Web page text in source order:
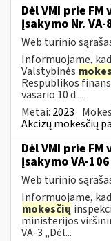
Dėl VMI prie
įsakymo Nr. VA-
Web turinio
Informuojame,
Valstybinės
Respublikos
vasario 10 d....
Metai: 2023
Akcizų mokesčių
Dėl VMI prie
įsakymo VA-
Web turinio
Informuojame,
mokesčių
ministerijos
VA-3 „Dėl...